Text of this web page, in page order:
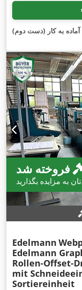
آماده به کار (دست دوم)
Edelmann
Edelmann
Rollen-Offset-
mit
Sortiereinheit